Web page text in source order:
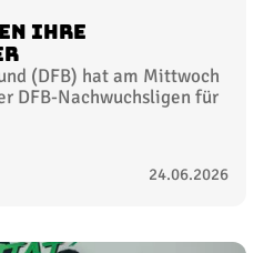
ihre
(DFB) hat am Mittwoch
DFB-Nachwuchsligen für
24.06.2026